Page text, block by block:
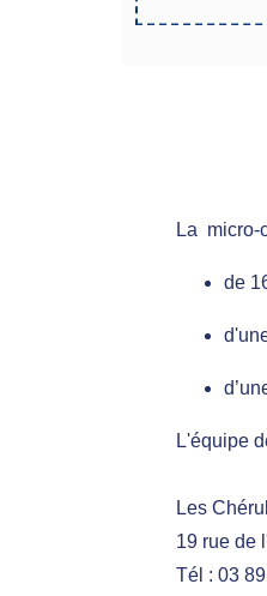
La
de
L'équipe
Les
19 rue de
Tél : 03